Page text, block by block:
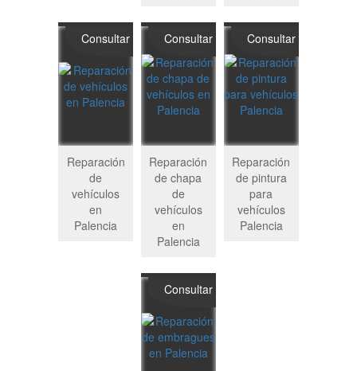
Consultar
Reparación
de
vehículos
en
Palencia
Consultar
Reparación
de chapa
de
vehículos
en
Palencia
Consultar
Reparación
de pintura
para
vehículos
Palencia
Consultar